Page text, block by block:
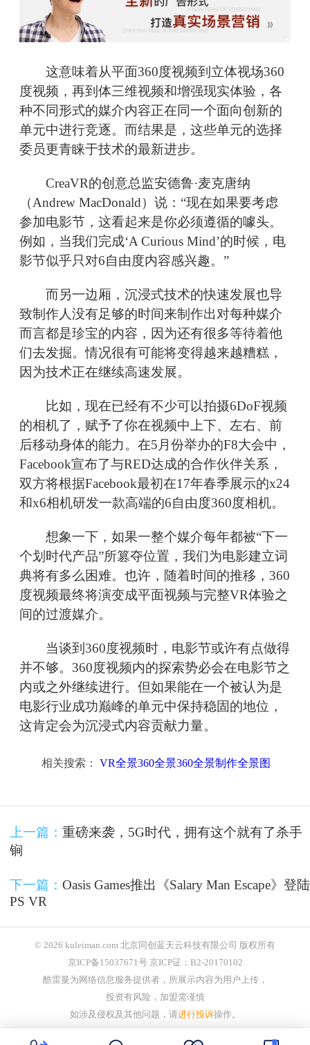
这意味着从平面360度视频到立体视场360
度视频，再到体三维视频和增强现实体验，各
种不同形式的媒介内容正在同一个面向创新的
单元中进行竞逐。而结果是，这些单元的选择
委员更青睐于技术的最新进步。
CreaVR的创意总监安德鲁·麦克唐纳
（Andrew MacDonald）说：“现在如果要考虑
参加电影节，这看起来是你必须遵循的噱头。
例如，当我们完成‘A Curious Mind’的时候，电
影节似乎只对6自由度内容感兴趣。”
而另一边厢，沉浸式技术的快速发展也导
致制作人没有足够的时间来制作出对每种媒介
而言都是珍宝的内容，因为还有很多等待着他
们去发掘。情况很有可能将变得越来越糟糕，
因为技术正在继续高速发展。
比如，现在已经有不少可以拍摄6DoF视频
的相机了，赋予了你在视频中上下、左右、前
后移动身体的能力。在5月份举办的F8大会中，
Facebook宣布了与RED达成的合作伙伴关系，
双方将根据Facebook最初在17年春季展示的x24
和x6相机研发一款高端的6自由度360度相机。
想象一下，如果一整个媒介每年都被“下一
个划时代产品”所篡夺位置，我们为电影建立词
典将有多么困难。也许，随着时间的推移，360
度视频最终将演变成平面视频与完整VR体验之
间的过渡媒介。
当谈到360度视频时，电影节或许有点做得
并不够。360度视频内的探索势必会在电影节之
内或之外继续进行。但如果能在一个被认为是
电影行业成功巅峰的单元中保持稳固的地位，
这肯定会为沉浸式内容贡献力量。
相关搜索： VR全景360全景360全景制作全景图
上一篇： 重磅来袭，5G时代，拥有这个就有了杀手
锏
下一篇： Oasis Games推出《Salary Man Escape》登陆
PS VR
© 2026 kuleiman.com 北京同创蓝天云科技有限公司 版权所有
京ICP备15037671号 京ICP证：B2-20170102
酷雷曼为网络信息服务提供者，所展示内容为用户上传，
投资有风险，加盟需谨慎
如涉及侵权及其他问题，请进行投诉操作。